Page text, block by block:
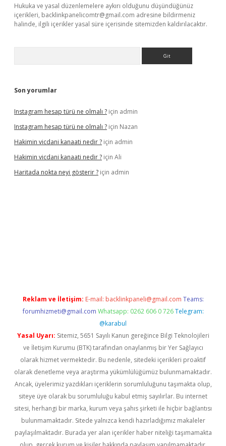
Hukuka ve yasal düzenlemelere aykırı olduğunu düşündüğünüz
içerikleri, backlinkpanelicomtr@gmail.com adresine bildirmeniz
halinde, ilgili içerikler yasal süre içerisinde sitemizden kaldırılacaktır.
Son yorumlar
Instagram hesap türü ne olmalı ? için admin
Instagram hesap türü ne olmalı ? için Nazan
Hakimin vicdani kanaati nedir ? için admin
Hakimin vicdani kanaati nedir ? için Ali
Haritada nokta neyi gösterir ? için admin
Reklam ve İletişim: E-mail: backlinkpaneli@gmail.com Teams:
forumhizmeti@gmail.com Whatsapp: 0262 606 0 726 Telegram:
@karabul
Yasal Uyarı: Sitemiz, 5651 Sayılı Kanun gereğince Bilgi Teknolojileri
ve İletişim Kurumu (BTK) tarafından onaylanmış bir Yer Sağlayıcı
olarak hizmet vermektedir. Bu nedenle, sitedeki içerikleri proaktif
olarak denetleme veya araştırma yükümlülüğümüz bulunmamaktadır.
Ancak, üyelerimiz yazdıkları içeriklerin sorumluluğunu taşımakta olup,
siteye üye olarak bu sorumluluğu kabul etmiş sayılırlar. Bu internet
sitesi, herhangi bir marka, kurum veya şahıs şirketi ile hiçbir bağlantısı
bulunmamaktadır. Sitede yalnızca kendi hazırladığımız makaleler
paylaşılmaktadır. Burada yer alan içerikler haber niteliği taşımamakta